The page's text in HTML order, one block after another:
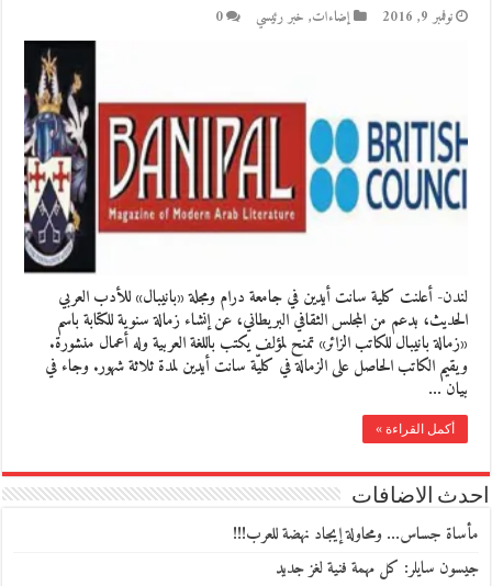
نوفمبر 9, 2016 إضاءات, خبر رئيسي 0
لندن- أعلنت كلية سانت أيدين في جامعة درام ومجلة «بانيبال» للأدب العربي
الحديث، بدعم من المجلس الثقافي البريطاني، عن إنشاء زمالة سنوية للكتابة باسم
«زمالة بانيبال للكاتب الزائر» تمنح لمؤلف يكتب باللغة العربية وله أعمال منشورة.
ويقيم الكاتب الحاصل على الزمالة في كليّة سانت أيدين لمدة ثلاثة شهور. وجاء في
بيان …
أكمل القراءة »
احدث الاضافات
مأساة جساس… ومحاولة إيجاد نهضة للعرب!!!
جيسون سايلر: كل مهمة فنية لغز جديد